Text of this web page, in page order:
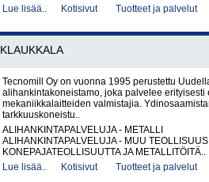
Lue lisää..
Kotisivut Tuotteet ja palvelut
KLAUKKALA
Tecnomill Oy on vuonna 1995 perustettu
alihankintakoneistamo, joka palvelee erityisesti
mekaniikkalaitteiden valmistajia.
tarkkuuskoneistu..
ALIHANKINTAPALVELUJA - METALLI
ALIHANKINTAPALVELUJA - MUU TEOLLISUUS
KONEPAJATEOLLISUUTTA JA METALLITÖITÄ..
Lue lisää..
Kotisivut Tuotteet ja palvelut